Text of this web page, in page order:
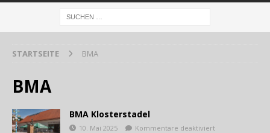
STARTSEITE BMA
BMA
BMA Klosterstadel
10. Mai 2025 Kommentare deaktiviert